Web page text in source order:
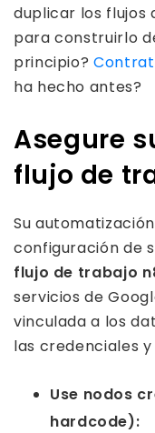
duplicar los flujos
para construirlo
principio?
ha hecho antes?
Asegure
flujo de
Su
configuración de
flujo de trabajo
servicios de
vinculada a los
las credenciales
Use nodos
hardcode):